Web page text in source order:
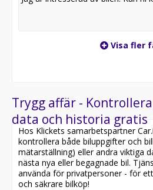
Visa fler
Trygg affär -
data och historia gratis
Hos Klickets samarbetspartner
kontrollera både biluppgifter och
mätarställning) eller andra viktiga
nästa nya eller begagnade bil.
använda för privatpersoner - för
och säkrare bilköp!